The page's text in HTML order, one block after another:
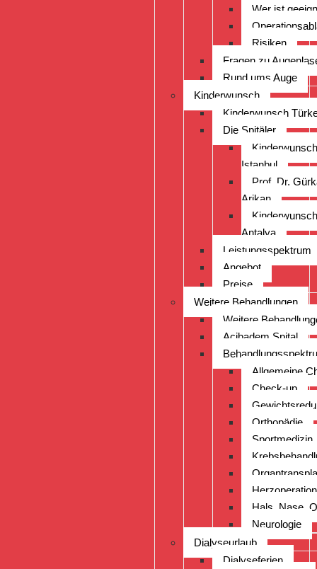
Wer ist
Risiken
Fragen zu
Rund ums Auge
Kinderwunsch
Kinderwunsch
Die Spitäler
Istanbul
Prof. Dr.
Arikan
Antalya
Leistungsspektrum
Angebot
Preise
Weitere Behandlungen
Weitere
Acibadem Spital
Allgemeine
Check-up
Orthopädie
Sportmedizin
Hals, Nase,
Neurologie
Dialyseurlaub
Dialyseferien